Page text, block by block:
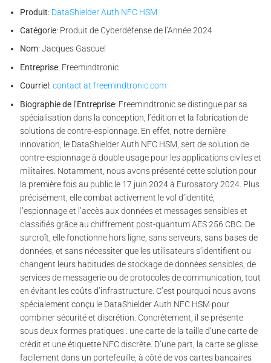
Produit: DataShielder Auth NFC HSM
Catégorie: Produit de Cyberdéfense de l’Année 2024
Nom: Jacques Gascuel
Entreprise: Freemindtronic
Courriel :contact at freemindtronic.com
Biographie de l’Entreprise: Freemindtronic se distingue par sa
spécialisation dans la conception, l’édition et la fabrication de
solutions de contre-espionnage. En effet, notre dernière
innovation, le DataShielder Auth NFC HSM, sert de solution de
contre-espionnage à double usage pour les applications civiles et
militaires. Notamment, nous avons présenté cette solution pour
la première fois au public le 17 juin 2024 à Eurosatory 2024. Plus
précisément, elle combat activement le vol d’identité,
l’espionnage et l’accès aux données et messages sensibles et
classifiés grâce au chiffrement post-quantum AES 256 CBC. De
surcroît, elle fonctionne hors ligne, sans serveurs, sans bases de
données, et sans nécessiter que les utilisateurs s’identifient ou
changent leurs habitudes de stockage de données sensibles, de
services de messagerie ou de protocoles de communication, tout
en évitant les coûts d’infrastructure. C’est pourquoi nous avons
spécialement conçu le DataShielder Auth NFC HSM pour
combiner sécurité et discrétion. Concrètement, il se présente
sous deux formes pratiques : une carte de la taille d’une carte de
crédit et une étiquette NFC discrète. D’une part, la carte se glisse
facilement dans un portefeuille, à côté de vos cartes bancaires